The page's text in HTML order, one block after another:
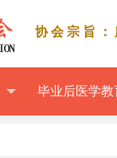
协会宗旨：
毕业后医学教